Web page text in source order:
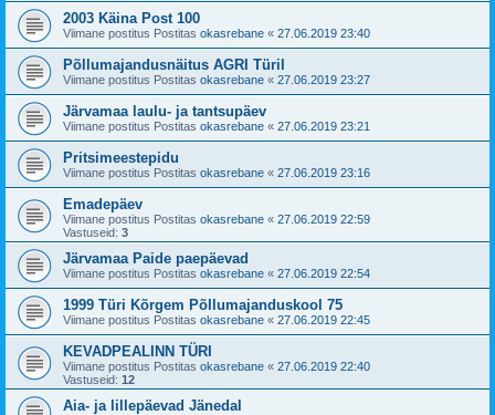
2003 Käina Post 100
Viimane postitus Postitas okasrebane « 27.06.2019 23:40
Põllumajandusnäitus AGRI Türil
Viimane postitus Postitas okasrebane « 27.06.2019 23:27
Järvamaa laulu- ja tantsupäev
Viimane postitus Postitas okasrebane « 27.06.2019 23:21
Pritsimeestepidu
Viimane postitus Postitas okasrebane « 27.06.2019 23:16
Emadepäev
Viimane postitus Postitas okasrebane « 27.06.2019 22:59
Vastuseid: 3
Järvamaa Paide paepäevad
Viimane postitus Postitas okasrebane « 27.06.2019 22:54
1999 Türi Kõrgem Põllumajanduskool 75
Viimane postitus Postitas okasrebane « 27.06.2019 22:45
KEVADPEALINN TÜRI
Viimane postitus Postitas okasrebane « 27.06.2019 22:40
Vastuseid: 12
Aia- ja lillepäevad Jänedal